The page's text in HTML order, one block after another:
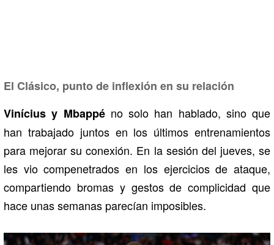
El Clásico, punto de inflexión en su relación
Vinícius y Mbappéno solo han hablado, sino que
han trabajado juntos en los últimos entrenamientos
para mejorar su conexión. En la sesión del jueves, se
les vio compenetrados en los ejercicios de ataque,
compartiendo bromas y gestos de complicidad que
hace unas semanas parecían imposibles.